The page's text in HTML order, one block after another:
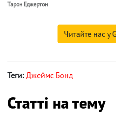
Тарон Еджертон
Читайте нас у
Теги: Джеймс Бонд
Статті на тему